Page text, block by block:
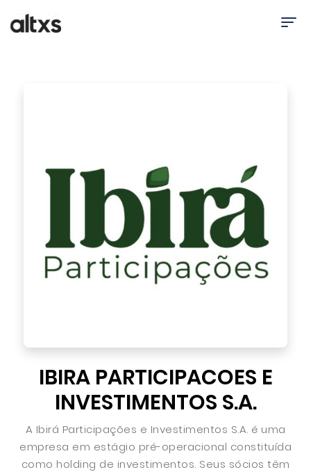
IBIRA PARTICIPACOES E
INVESTIMENTOS S.A.
A Ibirá Participações e Investimentos S.A. é uma
empresa em estágio pré-operacional constituída
como holding de investimentos. Seus sócios têm